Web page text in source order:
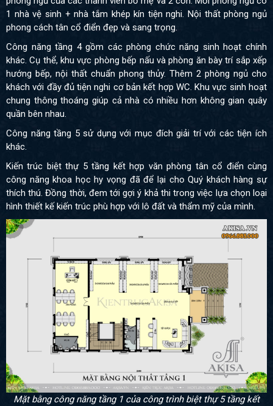
1 nhà vệ sinh + nhà tắm khép kín tiện nghi. Nội thất phòng ngủ
phong cách tân cổ điển đẹp và sang trọng.
Công năng tầng 4 gồm các phòng chức năng sinh hoạt chính
khác. Cụ thể, khu vực phòng bếp nấu và phòng ăn bày trí sắp xếp
hướng bếp, nội thất chuẩn phong thủy. Thêm 2 phòng ngủ cho
khách với đầy đủ tiện nghi cơ bản kết hợp WC. Khu vực sinh hoạt
chung thông thoáng giúp cả nhà có nhiều hơn không gian quây
quần bên nhau.
Công năng tầng 5 sử dụng với mục đích giải trí với các tiện ích
khác.
Kiến trúc biệt thự 5 tầng kết hợp văn phòng tân cổ điển cùng
công năng khoa học hy vọng đã để lại cho Quý khách hàng sự
thích thú. Đồng thời, đem tới gợi ý khả thi trong việc lựa chọn loại
hình thiết kế kiến trúc phù hợp với lô đất và thẩm mỹ của mình.
Mặt bằng công năng tầng 1 của công trình biệt thự 5 tầng kết